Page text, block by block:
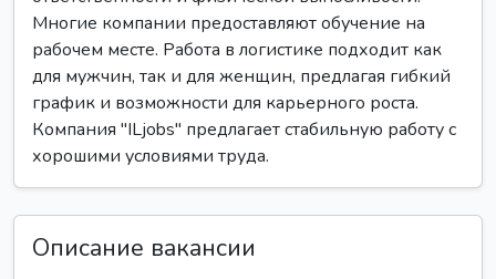
Многие компании предоставляют обучение на
рабочем месте. Работа в логистике подходит как
для мужчин, так и для женщин, предлагая гибкий
график и возможности для карьерного роста.
Компания "ILjobs" предлагает стабильную работу с
хорошими условиями труда.
Описание вакансии